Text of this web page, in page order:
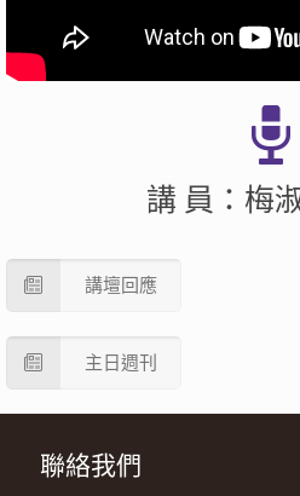
講 員：梅
講壇回應
主日週刊
聯絡我們